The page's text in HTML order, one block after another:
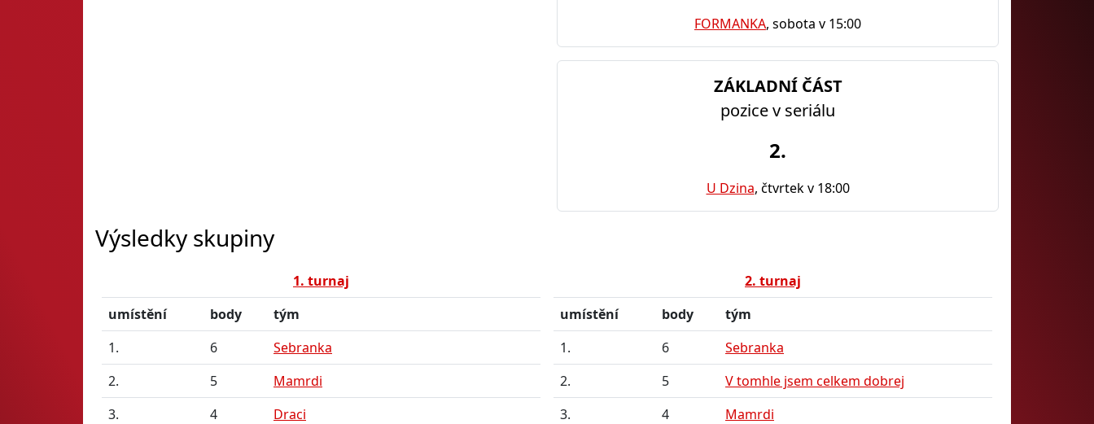
FORMANKA, sobota v 15:00
ZÁKLADNÍ ČÁST
pozice v seriálu
2.
U Dzina, čtvrtek v 18:00
Výsledky skupiny
1. turnaj
umístění
body
tým
1.
6
Sebranka
2.
5
Mamrdi
3.
4
Draci
2. turnaj
umístění
body
tým
1.
6
Sebranka
2.
5
V tomhle jsem celkem dobrej
3.
4
Mamrdi